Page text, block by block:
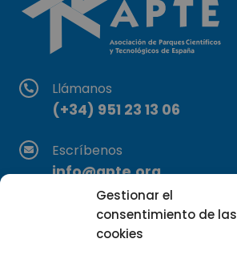
Gestionar el
consentimiento de las
cookies
Llámanos
(+34) 951 23 13 06
Escríbenos
info@apte.org
Encuéntranos
C/Marie Curie, 35